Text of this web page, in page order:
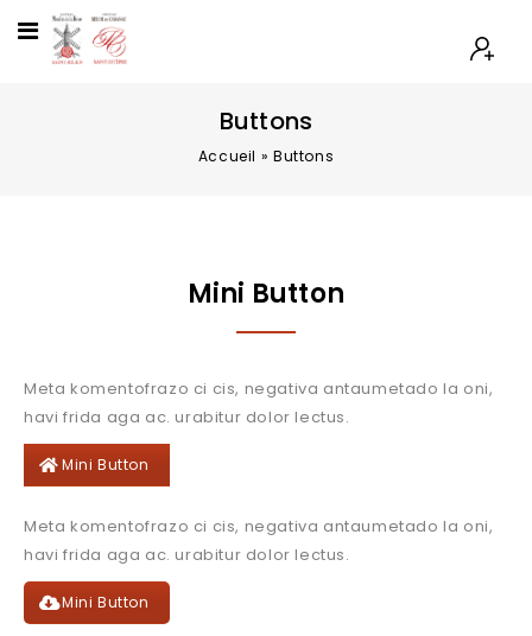
Buttons
Accueil » Buttons
Mini Button
Meta komentofrazo ci cis, negativa antaumetado la oni,
havi frida aga ac. urabitur dolor lectus.
Mini Button
Meta komentofrazo ci cis, negativa antaumetado la oni,
havi frida aga ac. urabitur dolor lectus.
Mini Button